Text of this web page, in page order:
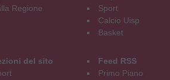
Regione
Sport
Calcio Uisp
Basket
del sito
Feed RSS
Primo Piano